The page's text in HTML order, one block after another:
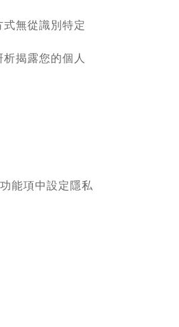
無從識別特定
揭露您的個人
能項中設定隱私